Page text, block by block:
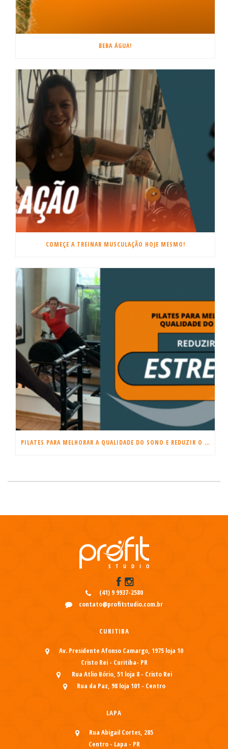
BEBA ÁGUA!
COMEÇE A TREINAR MUSCULAÇÃO HOJE MESMO!
PILATES PARA MELHORAR A QUALIDADE DO SONO E REDUZIR O ESTRESSE
(41) 9 9937-2580
contato@profitstudio.com.br
CURITIBA
Av. Presidente Afonso Camargo, 1975 loja 10
Cristo Rei - Curitiba- PR
Rua Atlio Bório, 51 loja 8 - Cristo Rei
Rua da Paz, 98 loja 101 - Centro
LAPA
Rua Abigail Cortes, 285
Centro - Lapa - PR